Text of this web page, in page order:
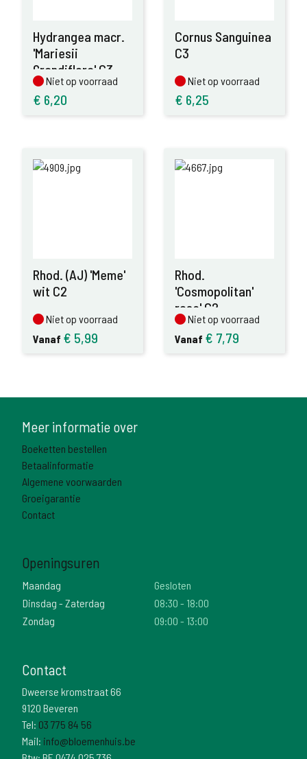
Hydrangea macr.
'Mariesii
Grandiflora' C3
Niet op voorraad
Niet op voorraad
€ 6,20
Cornus Sanguinea
C3
Niet op voorraad
Niet op voorraad
€ 6,25
Rhod. (AJ) 'Meme'
wit C2
Niet op voorraad
Niet op voorraad
Vanaf € 5,99
Rhod.
'Cosmopolitan'
rose' C2
Niet op voorraad
Niet op voorraad
Vanaf € 7,79
Meer informatie over
Boeketten bestellen
Betaalinformatie
Algemene voorwaarden
Groeigarantie
Contact
Openingsuren
Maandag
Gesloten
Dinsdag - Zaterdag
08:30 - 18:00
Zondag
09:00 - 13:00
Contact
Dweerse kromstraat 66
9120 Beveren
Tel: 03 775 84 56
Mail: info@bloemenhuis.be